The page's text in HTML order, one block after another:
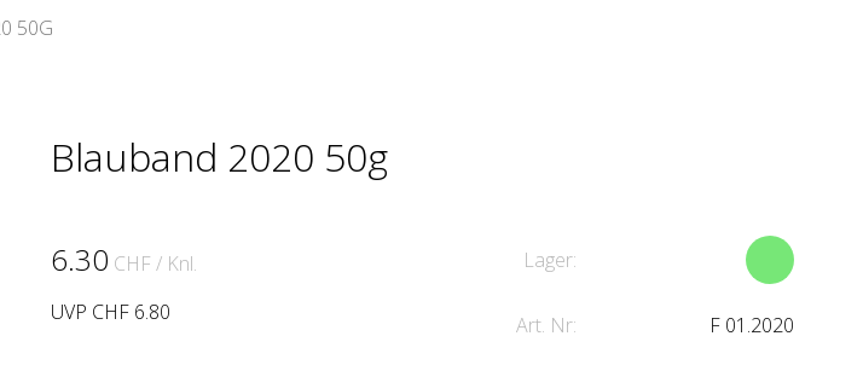
50G
Blauband 2020 50g
6.30 CHF / Knl.
UVP CHF 6.80
Lager:
Art. Nr: F 01.2020